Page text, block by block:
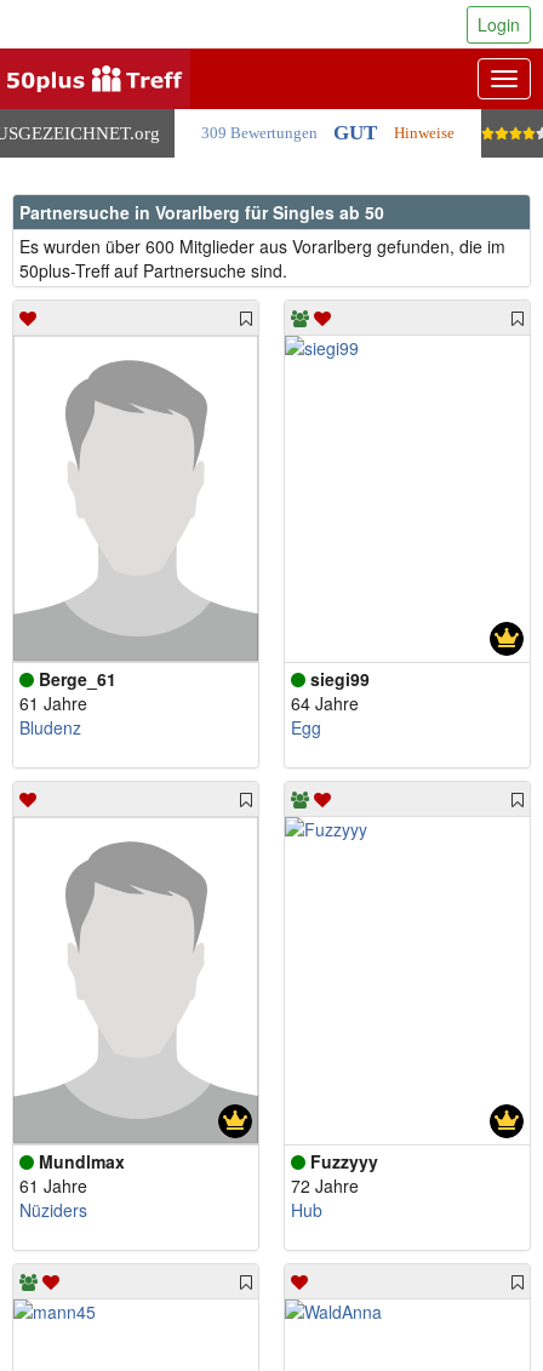
.org 309 Bewertungen GUT Hinweise
Login
Partnersuche in Vorarlberg für Singles ab 50
Es wurden über 600 Mitglieder aus Vorarlberg gefunden, die im
50plus-Treff auf Partnersuche sind.
Berge_61
61 Jahre
Bludenz
siegi99
64 Jahre
Egg
Mundlmax
61 Jahre
Nüziders
Fuzzyyy
72 Jahre
Hub